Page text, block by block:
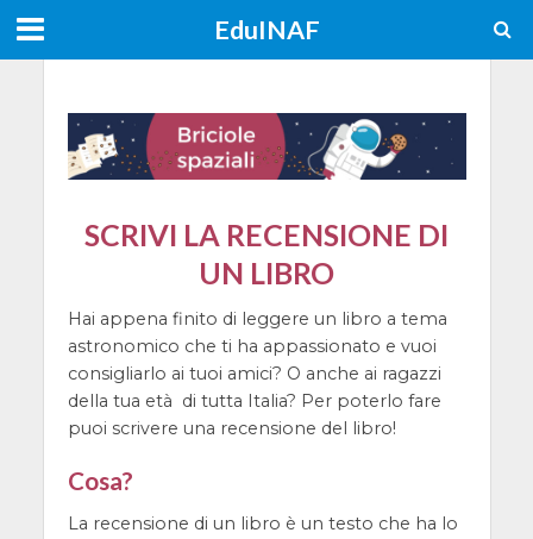
EduINAF
SCRIVI LA RECENSIONE DI
UN LIBRO
Hai appena finito di leggere un libro a tema
astronomico che ti ha appassionato e vuoi
consigliarlo ai tuoi amici? O anche ai ragazzi
della tua età di tutta Italia? Per poterlo fare
puoi scrivere una recensione del libro!
Cosa?
La recensione di un libro è un testo che ha lo